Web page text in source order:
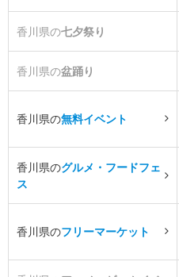
香川県の七夕祭り
香川県の盆踊り
香川県の無料イベント
香川県のグルメ・フードフェ
ス
香川県のフリーマーケット